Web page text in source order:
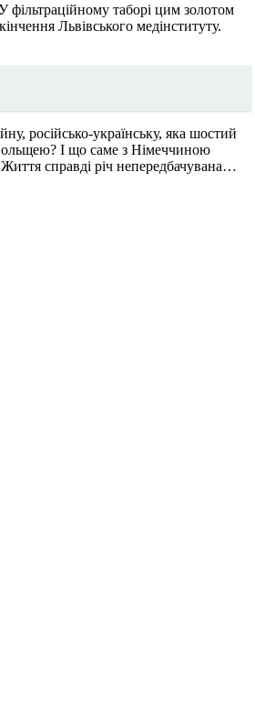
фільтраційному таборі цим золотом
Львівського медінституту.
російсько-українську, яка шостий
І що саме з Німеччиною
справді річ непередбачувана…